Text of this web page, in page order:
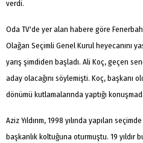
verdi.
Oda TV'de yer alan habere göre
Olağan Seçimli Genel Kurul heyecanını
yarış şimdiden başladı. Ali Koç, geçen
aday olacağını söylemişti. Koç, başkanı
dönümü kutlamalarında yaptığı
Aziz Yıldırım, 1998 yılında yapılan seçimde
başkanlık koltuğuna oturmuştu. 19 yıldır